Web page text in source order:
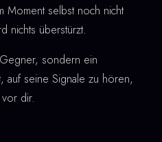
Moment selbst noch nicht
nichts überstürzt.
sondern ein
auf seine Signale zu hören,
dir.